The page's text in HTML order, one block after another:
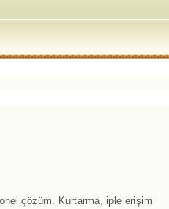
çözüm. Kurtarma, iple erişim